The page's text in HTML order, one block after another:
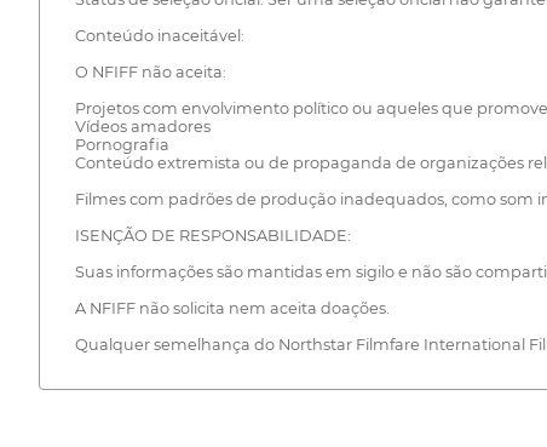
Conteúdo inaceitável:
O NFIFF não aceita:
Projetos com envolvimento político ou aqueles que
Vídeos amadores
Pornografia
Conteúdo extremista ou de propaganda de organizações
Filmes com padrões de produção inadequados, como som
ISENÇÃO DE RESPONSABILIDADE:
Suas informações são mantidas em sigilo e não são
A NFIFF não solicita nem aceita doações.
Qualquer semelhança do Northstar Filmfare International